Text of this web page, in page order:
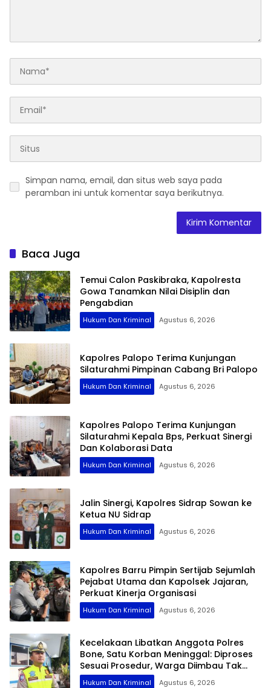
Simpan nama, email, dan situs web saya pada
peramban ini untuk komentar saya berikutnya.
Baca Juga
Temui Calon Paskibraka, Kapolresta
Gowa Tanamkan Nilai Disiplin dan
Pengabdian
Hukum Dan Kriminal Agustus 6, 2026
Kapolres Palopo Terima Kunjungan
Silaturahmi Pimpinan Cabang Bri Palopo
Hukum Dan Kriminal Agustus 6, 2026
Kapolres Palopo Terima Kunjungan
Silaturahmi Kepala Bps, Perkuat Sinergi
Dan Kolaborasi Data
Hukum Dan Kriminal Agustus 6, 2026
Jalin Sinergi, Kapolres Sidrap Sowan ke
Ketua NU Sidrap
Hukum Dan Kriminal Agustus 6, 2026
Kapolres Barru Pimpin Sertijab Sejumlah
Pejabat Utama dan Kapolsek Jajaran,
Perkuat Kinerja Organisasi
Hukum Dan Kriminal Agustus 6, 2026
Kecelakaan Libatkan Anggota Polres
Bone, Satu Korban Meninggal: Diproses
Sesuai Prosedur, Warga Diimbau Tak
Berspekulasi
Hukum Dan Kriminal Agustus 6, 2026